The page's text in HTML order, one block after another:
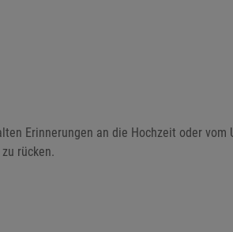
Erinnerungen an die Hochzeit oder
rücken.